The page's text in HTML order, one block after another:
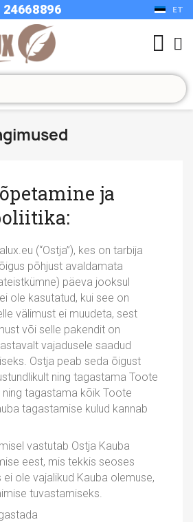
24668896 ET
ja
(“Ostja”), kes on tarbija
põhjust avaldamata
päeva jooksul
ole kasutatud, kui see on
välimust ei muudeta, sest
või selle pakendit on
vajadusele saadud
Ostja peab seda õigust
ning tagastama Toote
ning tagastama kõik Toote
tagastamise kulud kannab
vastutab Ostja Kauba
eest, mis tekkis seoses
ole vajalikud Kauba olemuse,
tuvastamiseks.